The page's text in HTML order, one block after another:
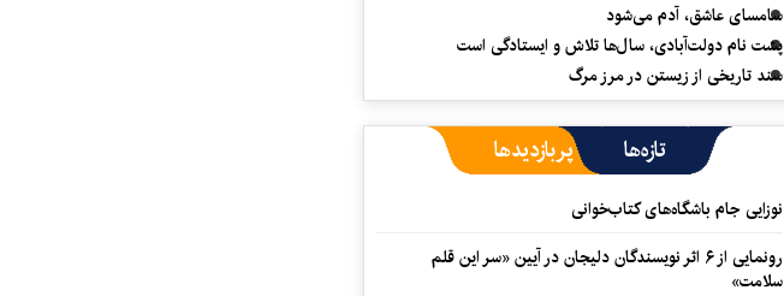
سامسای عاشق، آدم می‌شود
پشت نام دولت‌آبادی، سال‌ها تلاش و ایستادگی است
سند تاریخی از زیستن در مرز مرگ
تازه‌ها پربازدیدها
نوزایی جام باشگاه‌های کتاب‌خوانی
رونمایی از ۶ اثر نویسندگان دلیجان در آیین «سر این قلم
سلامت»